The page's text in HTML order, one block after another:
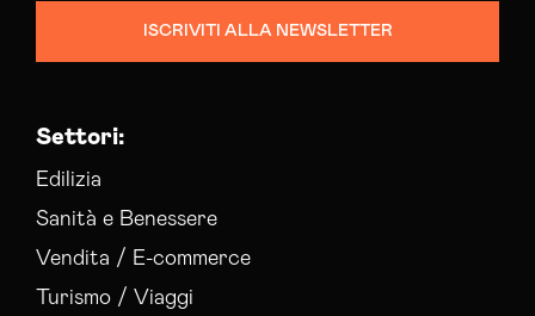
ISCRIVITI ALLA NEWSLETTER
Settori:
Edilizia
Sanità e Benessere
Vendita / E-commerce
Turismo / Viaggi